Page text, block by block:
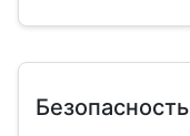
Безопасность